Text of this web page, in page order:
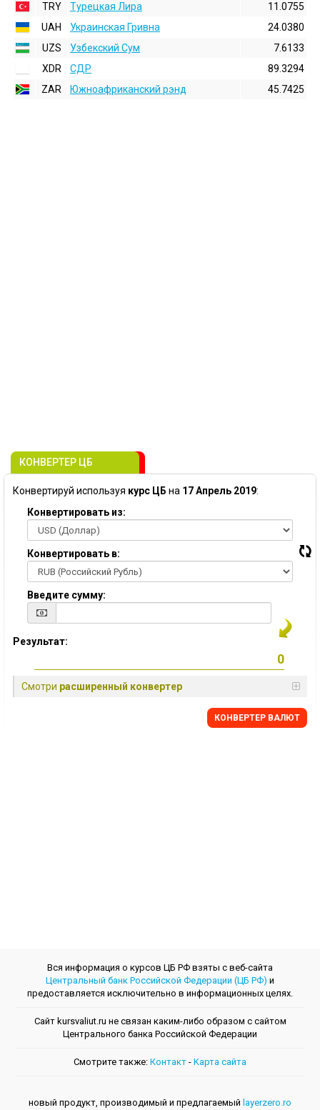
TRY
Турецкая Лира
11.0755
UAH
Украинская Гривна
24.0380
UZS
Узбекский Сум
7.6133
XDR
СДР
89.3294
ZAR
Южноафриканский рэнд 45.7425
КОНВЕРТЕР ЦБ
Конвертируй используя курс ЦБ на 17 Апрель 2019:
Конвертировать из:
Конвертировать в:
Введите сумму:
Результат:
Смотри расширенный конвертер
КОНВЕРТЕР ВАЛЮТ
Вся информация о курсов ЦБ РФ взяты с веб-сайта
Центральный банк Российской Федерации (ЦБ РФ) и
предоставляется исключительно в информационных целях.
Сайт kursvaliut.ru не связан каким-либо образом с сайтом
Центрального банкa Российской Федерации
Смотрите также: Контакт - Kарта сайта
новый продукт, производимый и предлагаемый layerzero.ro